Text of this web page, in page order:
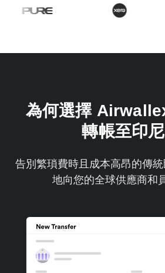
為何選擇
轉帳至印尼
告別繁瑣費時且成本高昂的傳
地向您的全球供應商和